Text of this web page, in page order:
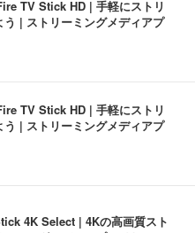
TV Stick HD | 手軽にストリ
う | ストリーミングメディアプ
TV Stick HD | 手軽にストリ
う | ストリーミングメディアプ
4K Select | 4Kの高画質スト